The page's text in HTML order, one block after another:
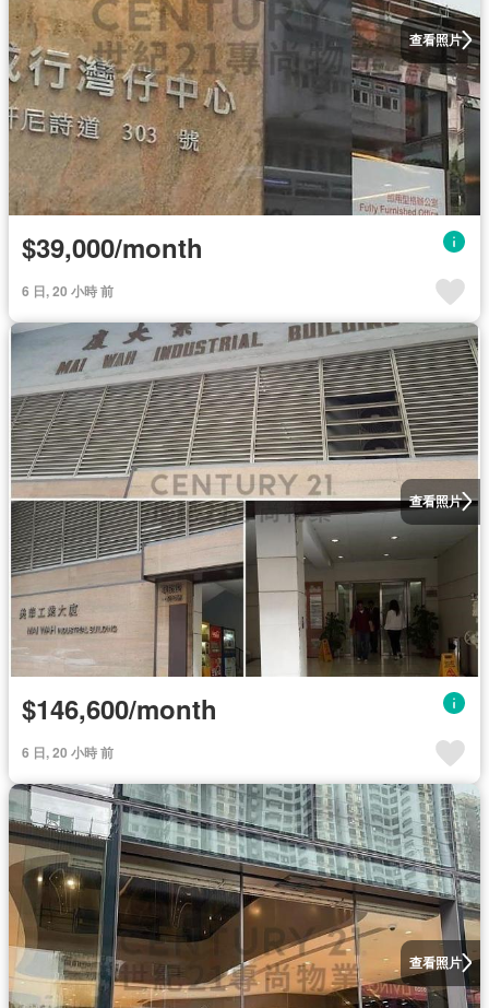
查看照片
$39,000/month
6 日, 20 小時 前
查看照片
$146,600/month
6 日, 20 小時 前
查看照片